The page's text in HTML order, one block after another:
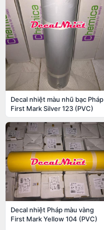
Decal nhiệt màu nhũ bạc Pháp
First Mark Silver 123 (PVC)
Decal nhiệt Pháp màu vàng
First Mark Yellow 104 (PVC)